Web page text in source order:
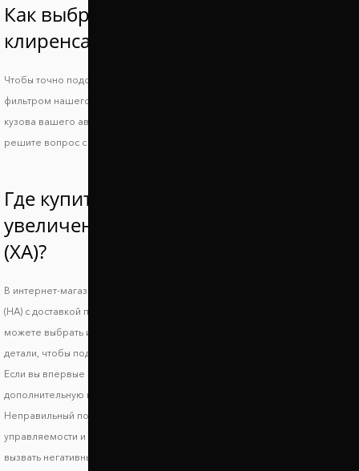
Как выбрать проставки увеличения
клиренса Митсубиси и (ХА)?
Чтобы точно подобрать проставки для Mitsubishi i (HA), воспользуйтесь
фильтром нашего сайта или свяжитесь с менеджером и укажите ВИН
кузова вашего авто. Так вы получите идеально совместимые проставки и
решите вопрос с дорожным просветом.
Где купить проставки для
увеличения клиренса Митсубиси и
(ХА)?
В интернет-магазине Автопроставка можно купить проставки Mitsubishi i
(HA) с доставкой по всей территории Украины. В нашем каталоге вы
можете выбрать и заказать подходящие по форме, высоте и стоимости
детали, чтобы поднять авто и улучшить его ходовые характеристики.
Если вы впервые выбираете запчасти, обязательно получите
дополнительную консультацию, чтобы исключить риск несовместимости.
Неправильный подбор проставок может стать причиной ухудшения
управляемости и стабильности транспортного средства, что может
вызвать негативные последствия и риски возникновения опасных